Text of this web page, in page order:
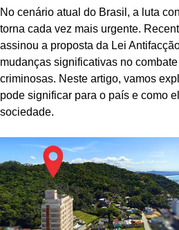
No cenário atual do Brasil, a luta
torna cada vez mais urgente.
assinou a proposta da Lei
mudanças significativas no
criminosas. Neste artigo, vamos
pode significar para o país e como
sociedade.